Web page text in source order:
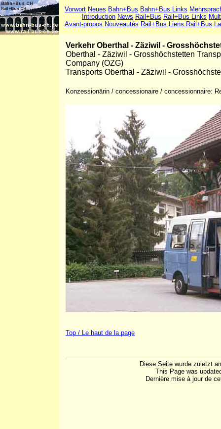
Vorwort Neues Bahn+Bus Bahn+Bus Links
Introduction News Rail+Bus Rail+Bus Links
Avant-propos Nouveautés Rail+Bus Liens Rail+Bus
Verkehr Oberthal - Zäziwil -
Oberthal - Zäziwil - Grosshöchstetten
Company (OZG)
Transports Oberthal - Zäziwil -
Konzessionärin / concessionaire / concessionnaire:
Top / Le haut de la page
Diese Seite wurde zuletzt
This Page was
Dernière mise à jour de